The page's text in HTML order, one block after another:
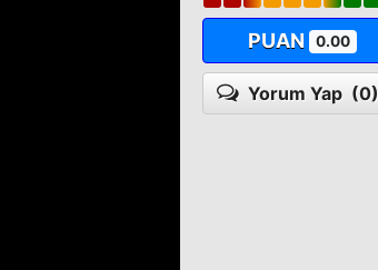
PUAN 0.00
Yorum Yap (0)